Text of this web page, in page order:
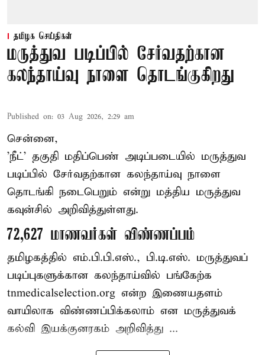
தமிழக செய்திகள்
மருத்துவ படிப்பில் சேர்வதற்கான
கலந்தாய்வு நாளை தொடங்குகிறது
Published on: 03 Aug 2026, 2:29 am
சென்னை,
'நீட்' தகுதி மதிப்பெண் அடிப்படையில் மருத்துவ
படிப்பில் சேர்வதற்கான கலந்தாய்வு நாளை
தொடங்கி நடைபெறும் என்று மத்திய மருத்துவ
கவுன்சில் அறிவித்துள்ளது.
72,627 மாணவர்கள் விண்ணப்பம்
தமிழகத்தில் எம்.பி.பி.எஸ்., பி.டி.எஸ். மருத்துவப்
படிப்புகளுக்கான கலந்தாய்வில் பங்கேற்க
tnmedicalselection.org என்ற இணையதளம்
வாயிலாக விண்ணப்பிக்கலாம் என மருத்துவக்
கல்வி இயக்குனரகம் அறிவித்து ...